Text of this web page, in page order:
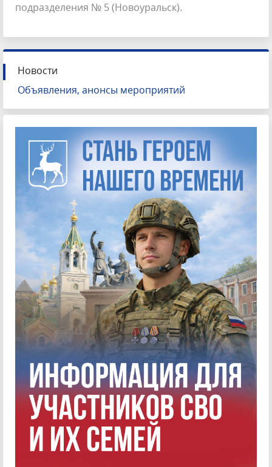
подразделения № 5 (Новоуральск).
Новости
Объявления, анонсы мероприятий